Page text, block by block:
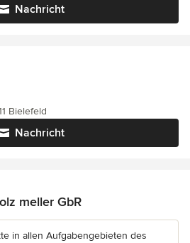
Nachricht
Nachricht
Bielefeld
meller GbR
in allen Aufgabengebieten des